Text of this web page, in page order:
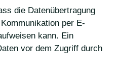
die Datenübertragung
per E-
kann. Ein
vor dem Zugriff durch